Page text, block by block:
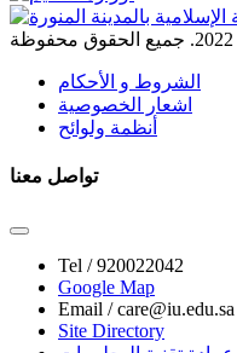
2022
الشروط و الأحكام
اشعار الخصوصية
أنظمة ولوائح
تواصل معنا
Tel /920022042
Google Map
Email /care@iu.edu.sa
Site Directory